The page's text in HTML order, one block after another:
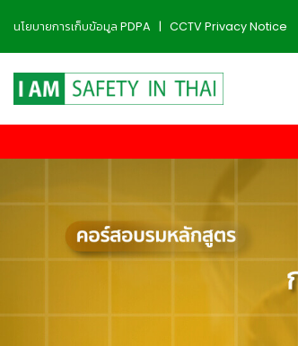
นโยบายการเก็บข้อมูล PDPA | CCTV Privacy Notice